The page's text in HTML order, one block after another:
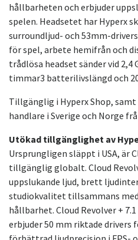
hållbarheten och erbjuder
spelen. Headsetet har Hyperx
surroundljud- och 53mm-
för spel, arbete hemifrån och
trådlösa headset sänder vid 2,4
timmar3 batterilivslängd och
Tillgänglig i Hyperx Shop,
handlare i Sverige och Norge
Utökad tillgänglighet av
Ursprungligen släppt i USA, är
tillgänglig globalt. Cloud
uppslukande ljud, brett
studiokvalitet tillsammans
hållbarhet. Cloud Revolver +
erbjuder 50 mm riktade drivers